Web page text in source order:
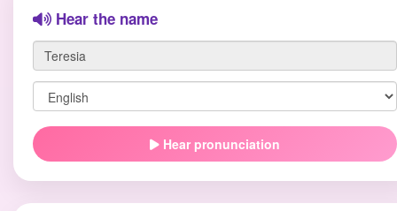
Hear the name
Hear pronunciation